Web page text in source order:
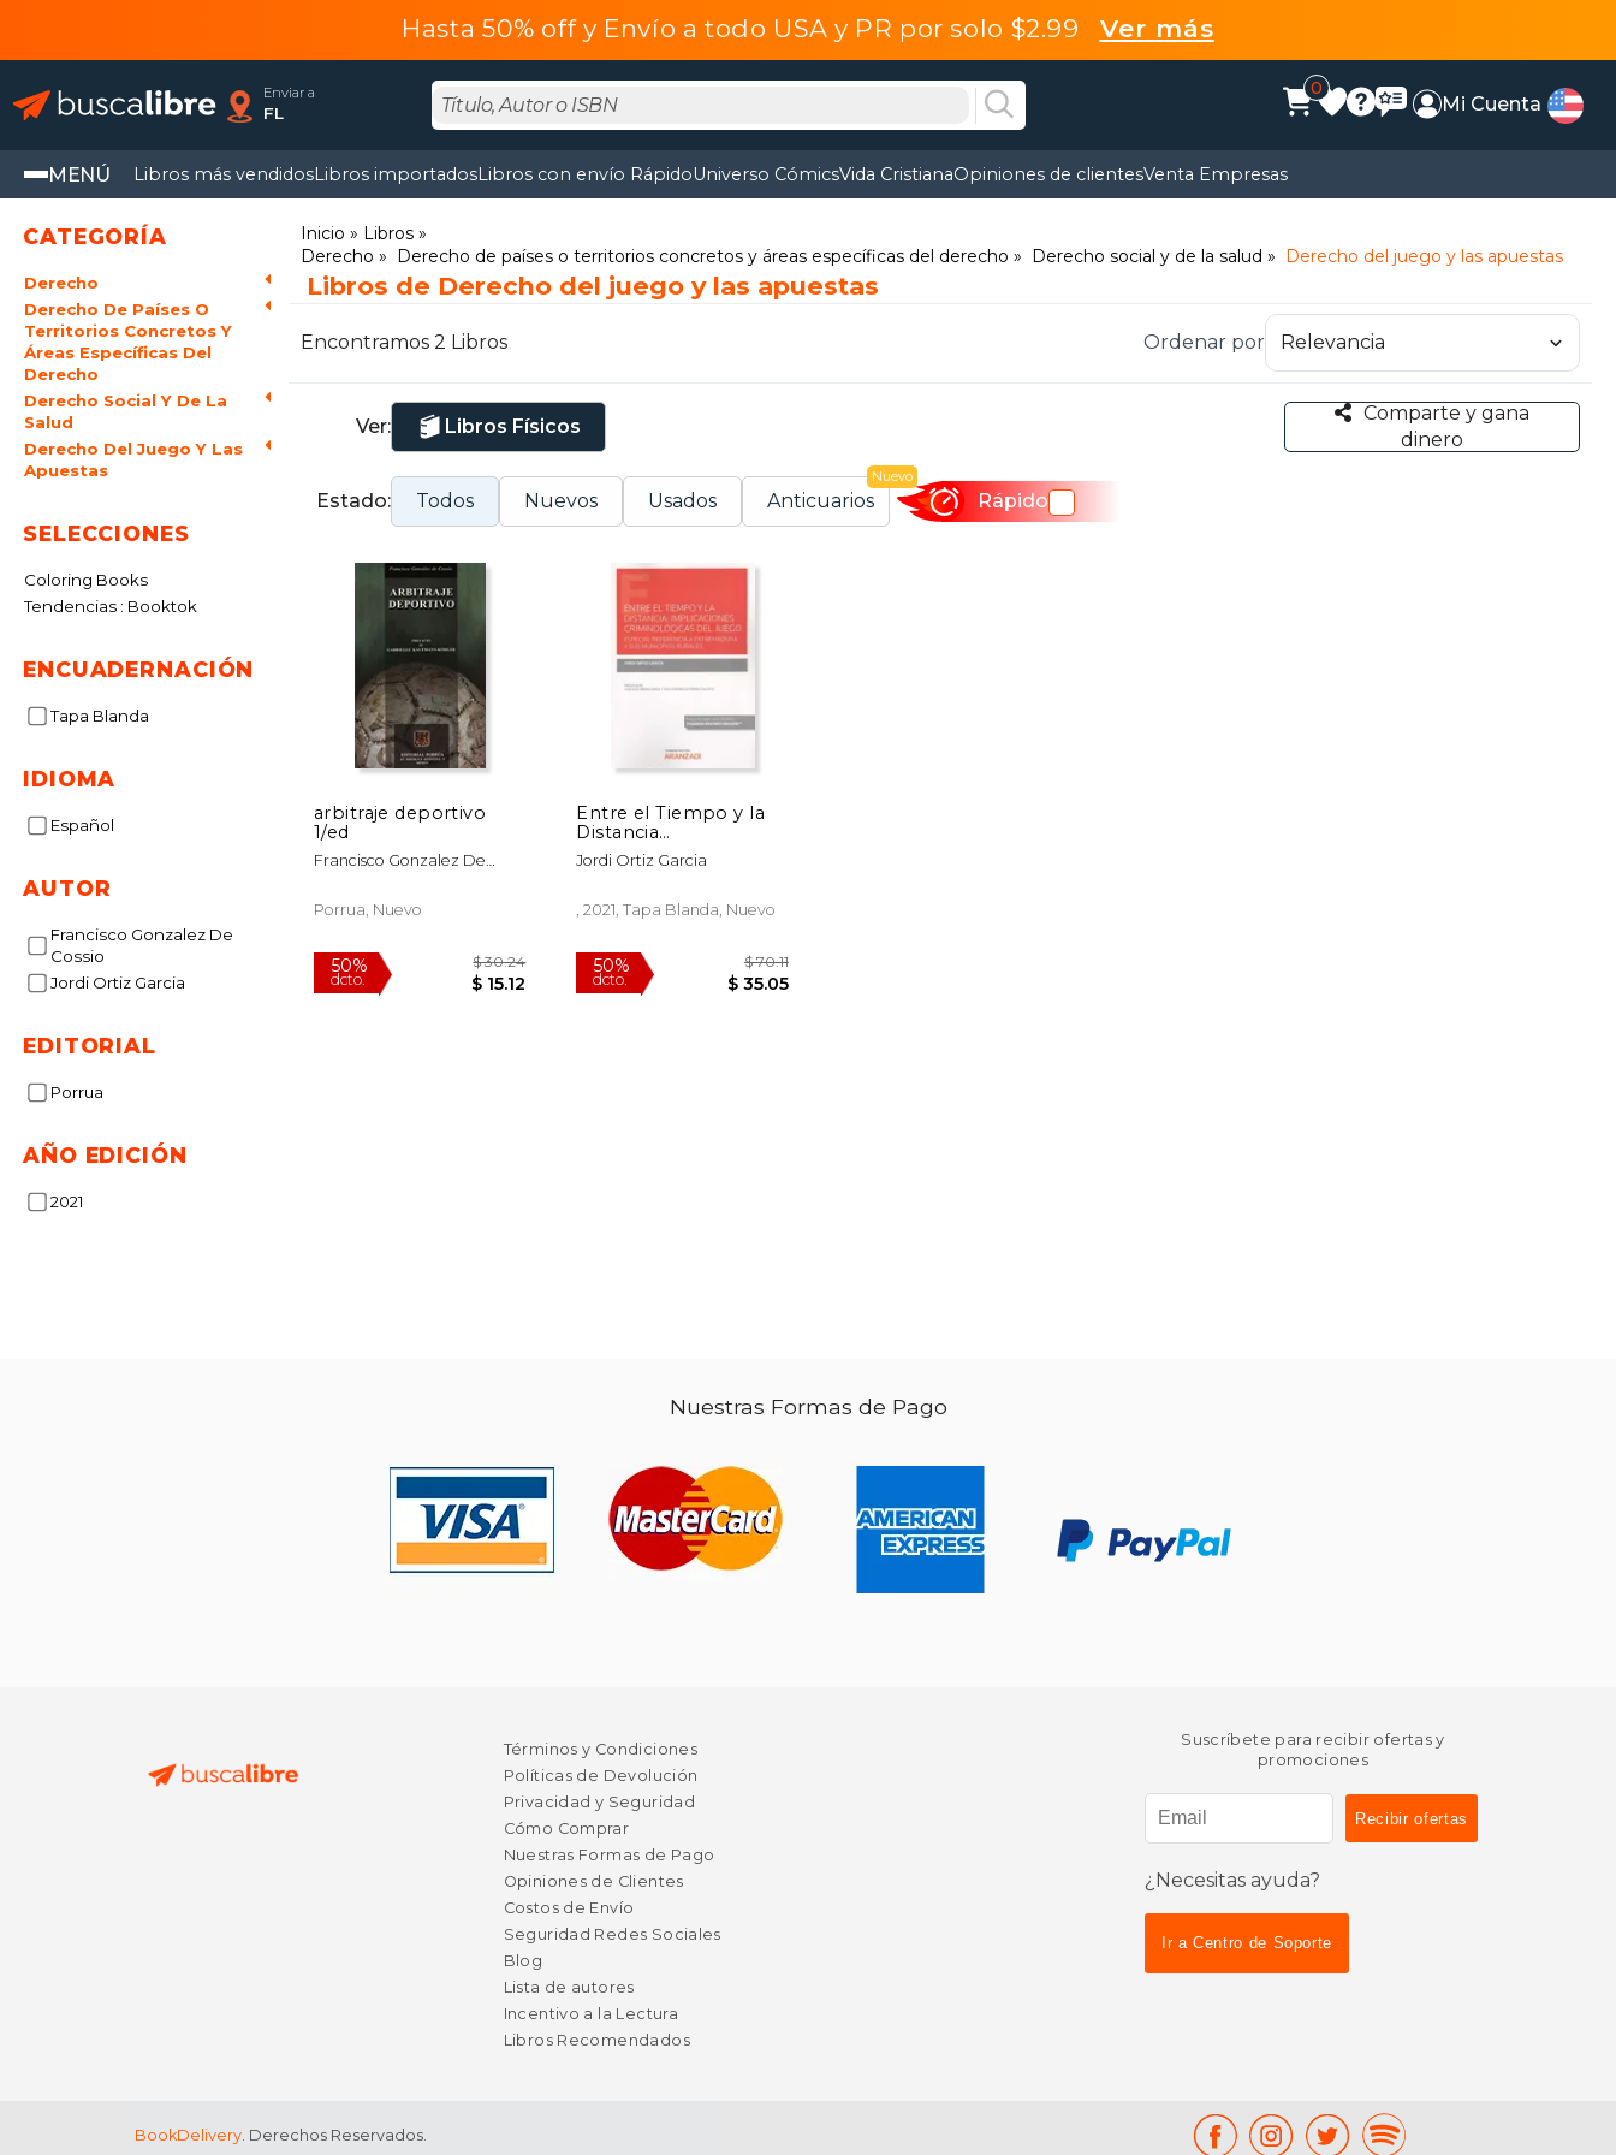
Hasta 50% off y Envío a todo USA y PR por solo $2.99 Ver más
Enviar a
FL
0
Mi Cuenta
MENÚ Libros más vendidosLibros importadosLibros con envío RápidoUniverso CómicsVida CristianaOpiniones de clientesVenta Empresas
CATEGORÍA
Derecho
Derecho De Países O
Territorios Concretos Y
Áreas Específicas Del
Derecho
Derecho Social Y De La
Salud
Derecho Del Juego Y Las
Apuestas
SELECCIONES
Coloring Books
Tendencias : Booktok
ENCUADERNACIÓN
Tapa Blanda
IDIOMA
Español
AUTOR
Francisco Gonzalez De
Cossio
Jordi Ortiz Garcia
EDITORIAL
Porrua
AÑO EDICIÓN
2021
Inicio
Libros
Derecho
Derecho de países o territorios concretos y áreas específicas del derecho Derecho social y de la salud Derecho del juego y las apuestas
Libros de Derecho del juego y las apuestas
Encontramos 2 Libros Ordenar por
Ver: Libros Físicos
Comparte y gana
dinero
Estado: Todos Nuevos Usados Anticuarios
Nuevo
Rápido
arbitraje deportivo
1/ed
Francisco Gonzalez De
Porrua, Nuevo
Entre el Tiempo y la
Distancia
Implicaciones
Criminologica
Jordi Ortiz Garcia
, 2021, Tapa Blanda, Nuevo
Nuestras Formas de Pago
Términos y Condiciones
Políticas de Devolución
Privacidad y Seguridad
Cómo Comprar
Nuestras Formas de Pago
Opiniones de Clientes
Costos de Envío
Seguridad Redes Sociales
Blog
Lista de autores
Incentivo a la Lectura
Libros Recomendados
Suscríbete para recibir ofertas y
promociones
¿Necesitas ayuda?
Ir a Centro de Soporte
BookDelivery. Derechos Reservados.